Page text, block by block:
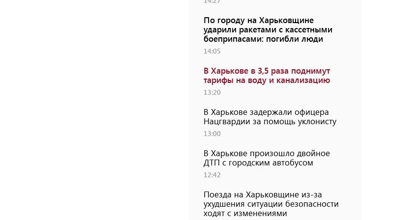
По городу на Харьковщине
ударили ракетами с кассетными
боеприпасами: погибли люди
14:05
В Харькове в 3,5 раза поднимут
тарифы на воду и канализацию
13:20
В Харькове задержали офицера
Нацгвардии за помощь уклонисту
13:00
В Харькове произошло двойное
ДТП с городским автобусом
12:42
Поезда на Харьковщине из-за
ухудшения ситуации безопасности
ходят с изменениями